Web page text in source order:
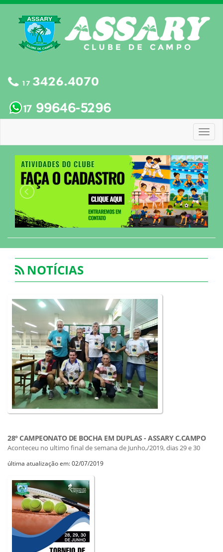
NOTÍCIAS
28° CAMPEONATO DE BOCHA EM DUPLAS - ASSARY C.CAMPO
Aconteceu no ultimo final de semana de Junho,/2019, dias 29 e 30
última atualização em: 02/07/2019